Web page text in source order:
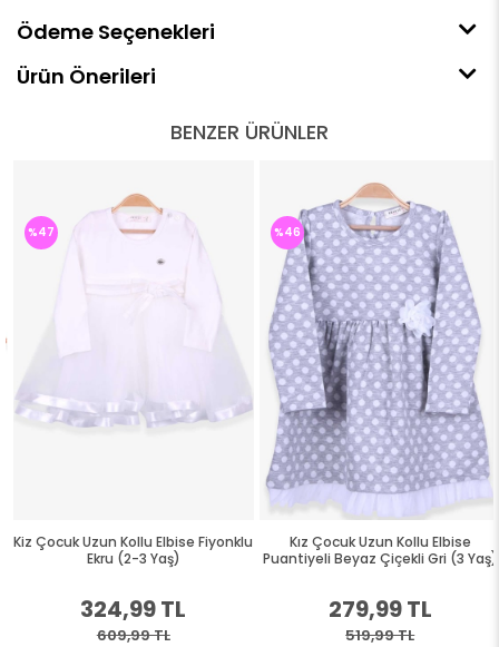
Ödeme Seçenekleri
Ürün Önerileri
BENZER ÜRÜNLER
Kiz Çocuk Uzun Kollu Elbise Fiyonklu
Ekru (2-3 Yaş)
324,99 TL
609,99 TL
%47
Kız Çocuk Uzun Kollu Elbise
Puantiyeli Beyaz Çiçekli Gri (3 Yaş)
279,99 TL
519,99 TL
%46